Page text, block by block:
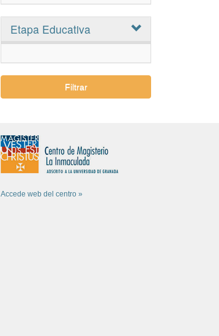
Etapa Educativa
Filtrar
Accede web del centro »